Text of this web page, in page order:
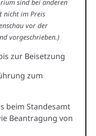
sind bei anderen
nicht im Preis
vor der
vorgeschrieben.)
zur Beisetzung
zum
beim Standesamt
Beantragung von